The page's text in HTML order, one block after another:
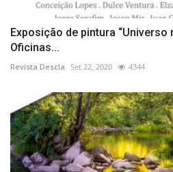
Exposição de pintura “Universo
Oficinas...
Revista Descla Set 22, 2020 4344